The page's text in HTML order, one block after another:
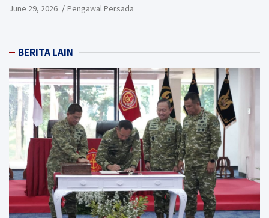
June 29, 2026 Pengawal Persada
BERITA LAIN